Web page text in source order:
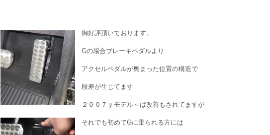
御好評頂いております。
Gの場合ブレーキペダルより
アクセルペダルが奥まった位置の構造で
段差が生じてます
２００７ｙモデル～は改善もされてますが
それでも初めてGに乗られる方には